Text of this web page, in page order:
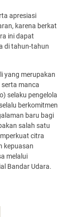
apresiasi
karena berkat
ini dapat
di tahun-tahun
yang merupakan
manca
selaku pengelola
berkomitmen
baru bagi
salah satu
citra
kepuasan
melalui
Bandar Udara.